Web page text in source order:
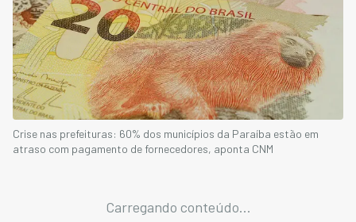
Crise nas prefeituras: 60% dos municípios da Paraíba estão em
atraso com pagamento de fornecedores, aponta CNM
Carregando conteúdo...